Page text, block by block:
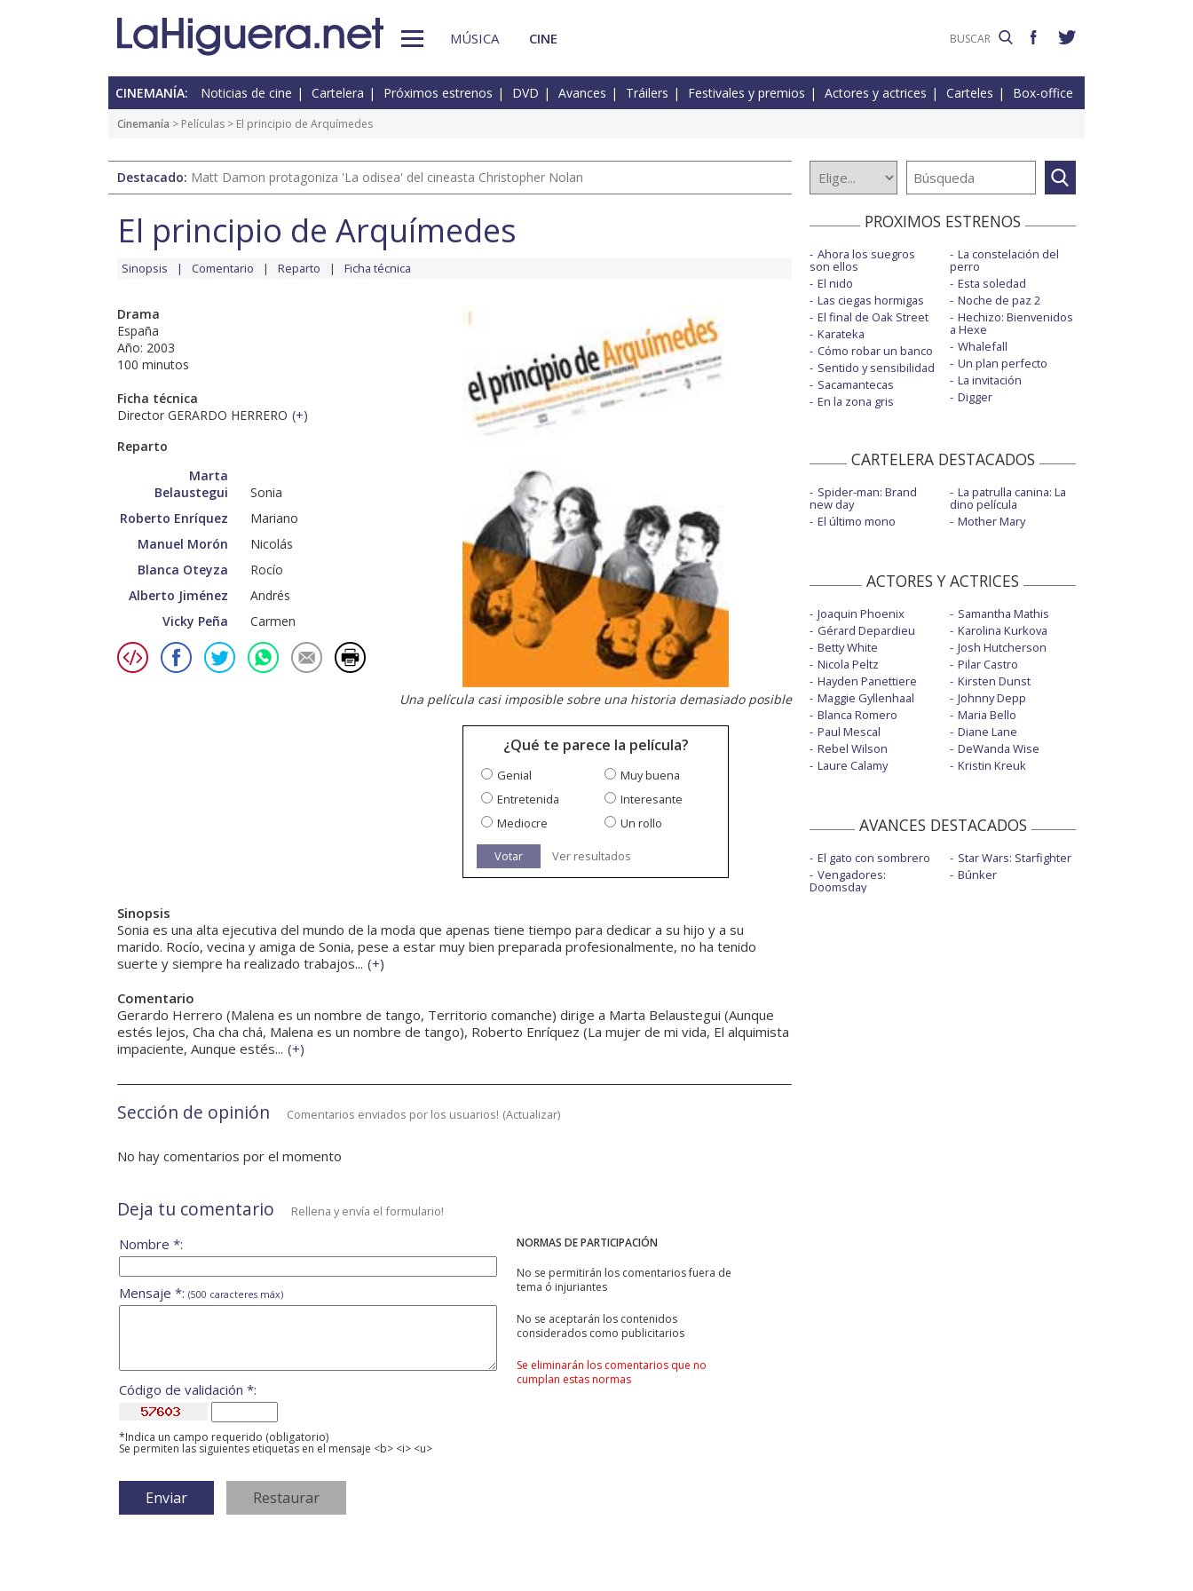
MÚSICA CINE
CINEMANÍA: Noticias de cine Cartelera Próximos estrenos DVD Avances Tráilers Festivales y premios Actores y actrices Carteles Box-office
Cinemanía > Películas > El principio de Arquímedes
Destacado: Matt Damon protagoniza 'La odisea' del cineasta Christopher Nolan
El principio de Arquímedes
Sinopsis Comentario Reparto Ficha técnica
Drama
España
Año: 2003
100 minutos
Ficha técnica
Director GERARDO HERRERO (+)
Reparto
Marta
Belaustegui
Sonia
Roberto Enríquez
Mariano
Manuel Morón
Nicolás
Blanca Oteyza
Rocío
Alberto Jiménez
Andrés
Vicky Peña
Carmen
Una película casi imposible sobre una historia demasiado posible
¿Qué te parece la película?
Genial
Muy buena
Entretenida
Interesante
Mediocre
Un rollo
Votar Ver resultados
Sinopsis
Sonia es una alta ejecutiva del mundo de la moda que apenas tiene tiempo para dedicar a su hijo y a su
marido. Rocío, vecina y amiga de Sonia, pese a estar muy bien preparada profesionalmente, no ha tenido
suerte y siempre ha realizado trabajos... (+)
Comentario
Gerardo Herrero (Malena es un nombre de tango, Territorio comanche) dirige a Marta Belaustegui (Aunque
estés lejos, Cha cha chá, Malena es un nombre de tango), Roberto Enríquez (La mujer de mi vida, El alquimista
impaciente, Aunque estés... (+)
Sección de opinión Comentarios enviados por los usuarios! (Actualizar)
No hay comentarios por el momento
Deja tu comentario Rellena y envía el formulario!
NORMAS DE PARTICIPACIÓN
No se permitirán los comentarios fuera de
tema ó injuriantes
No se aceptarán los contenidos
considerados como publicitarios
Se eliminarán los comentarios que no
cumplan estas normas
Nombre *:
Mensaje *: (500 caracteres máx)
Código de validación *:
*Indica un campo requerido (obligatorio)
Se permiten las siguientes etiquetas en el mensaje <b> <i> <u>
PROXIMOS ESTRENOS
Ahora los suegros
son ellos
El nido
Las ciegas hormigas
El final de Oak Street
Karateka
Cómo robar un banco
Sentido y sensibilidad
Sacamantecas
En la zona gris
La constelación del
perro
Esta soledad
Noche de paz 2
Hechizo: Bienvenidos
a Hexe
Whalefall
Un plan perfecto
La invitación
Digger
CARTELERA DESTACADOS
Spider-man: Brand
new day
El último mono
La patrulla canina: La
dino película
Mother Mary
ACTORES Y ACTRICES
Joaquin Phoenix
Gérard Depardieu
Betty White
Nicola Peltz
Hayden Panettiere
Maggie Gyllenhaal
Blanca Romero
Paul Mescal
Rebel Wilson
Laure Calamy
Samantha Mathis
Karolina Kurkova
Josh Hutcherson
Pilar Castro
Kirsten Dunst
Johnny Depp
Maria Bello
Diane Lane
DeWanda Wise
Kristin Kreuk
AVANCES DESTACADOS
El gato con sombrero
Vengadores:
Doomsday
Star Wars: Starfighter
Búnker